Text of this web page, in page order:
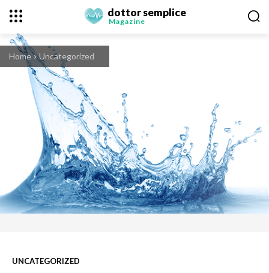
dottor semplice
Magazine
Home Uncategorized
UNCATEGORIZED